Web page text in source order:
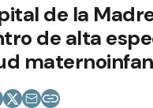
de la
de alta